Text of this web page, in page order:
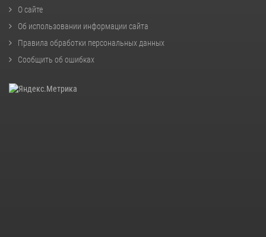
О сайте
Об использовании информации сайта
Правила обработки персональных данных
Сообщить об ошибках